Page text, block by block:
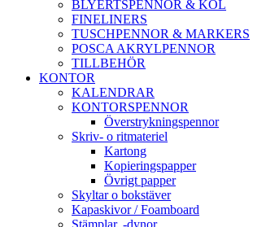
BLYERTSPENNOR & KOL
FINELINERS
TUSCHPENNOR & MARKERS
POSCA AKRYLPENNOR
TILLBEHÖR
KONTOR
KALENDRAR
KONTORSPENNOR
Överstrykningspennor
Skriv- o ritmateriel
Kartong
Kopieringspapper
Övrigt papper
Skyltar o bokstäver
Kapaskivor / Foamboard
Stämplar, -dynor